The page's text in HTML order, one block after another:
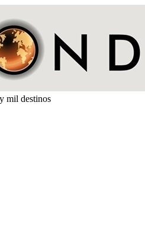
mil destinos